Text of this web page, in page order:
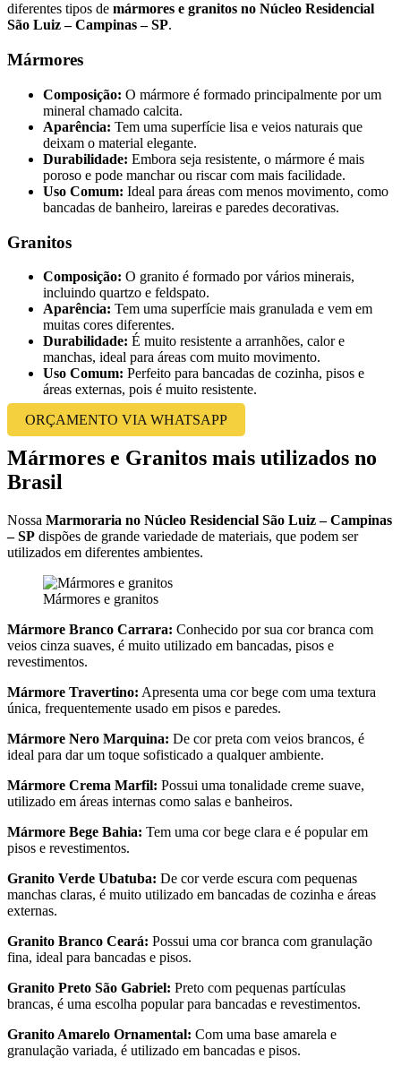
diferentes tipos de mármores e granitos no Núcleo Residencial
São Luiz – Campinas – SP.
Mármores
Composição: O mármore é formado principalmente por um
mineral chamado calcita.
Aparência: Tem uma superfície lisa e veios naturais que
deixam o material elegante.
Durabilidade: Embora seja resistente, o mármore é mais
poroso e pode manchar ou riscar com mais facilidade.
Uso Comum: Ideal para áreas com menos movimento, como
bancadas de banheiro, lareiras e paredes decorativas.
Granitos
Composição: O granito é formado por vários minerais,
incluindo quartzo e feldspato.
Aparência: Tem uma superfície mais granulada e vem em
muitas cores diferentes.
Durabilidade: É muito resistente a arranhões, calor e
manchas, ideal para áreas com muito movimento.
Uso Comum: Perfeito para bancadas de cozinha, pisos e
áreas externas, pois é muito resistente.
ORÇAMENTO VIA WHATSAPP
Mármores e Granitos mais utilizados no
Brasil
Nossa Marmoraria no Núcleo Residencial São Luiz – Campinas
– SP dispões de grande variedade de materiais, que podem ser
utilizados em diferentes ambientes.
Mármores e granitos
Mármore Branco Carrara: Conhecido por sua cor branca com
veios cinza suaves, é muito utilizado em bancadas, pisos e
revestimentos.
Mármore Travertino: Apresenta uma cor bege com uma textura
única, frequentemente usado em pisos e paredes.
Mármore Nero Marquina: De cor preta com veios brancos, é
ideal para dar um toque sofisticado a qualquer ambiente.
Mármore Crema Marfil: Possui uma tonalidade creme suave,
utilizado em áreas internas como salas e banheiros.
Mármore Bege Bahia: Tem uma cor bege clara e é popular em
pisos e revestimentos.
Granito Verde Ubatuba: De cor verde escura com pequenas
manchas claras, é muito utilizado em bancadas de cozinha e áreas
externas.
Granito Branco Ceará: Possui uma cor branca com granulação
fina, ideal para bancadas e pisos.
Granito Preto São Gabriel: Preto com pequenas partículas
brancas, é uma escolha popular para bancadas e revestimentos.
Granito Amarelo Ornamental: Com uma base amarela e
granulação variada, é utilizado em bancadas e pisos.